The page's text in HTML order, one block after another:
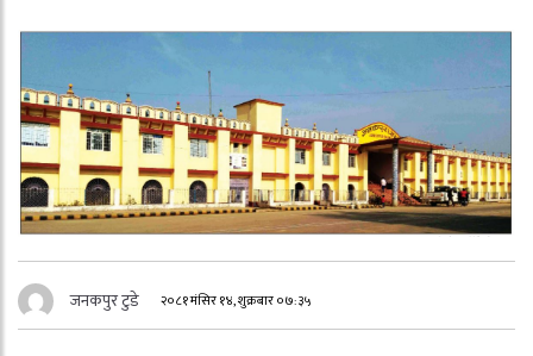
जनकपुर टुडे २०८१ मंसिर १४, शुक्रबार ०७:३५